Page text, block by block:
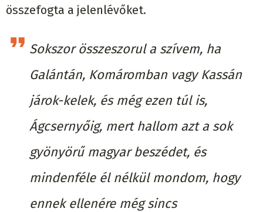
összefogta a jelenlévőket.
Sokszor összeszorul a szívem, ha
Galántán, Komáromban vagy Kassán
járok-kelek, és még ezen túl is,
Ágcsernyőig, mert hallom azt a sok
gyönyörű magyar beszédet, és
mindenféle él nélkül mondom, hogy
ennek ellenére még sincs